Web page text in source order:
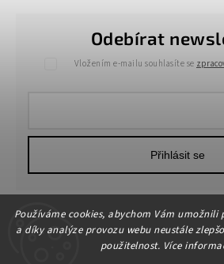
Používáme cookies, abychom Vám
a díky analýze provozu webu neustále
použitelnost. Více
Odebírat
Vložením e-mailu souhlasíte se
Přihlásit se